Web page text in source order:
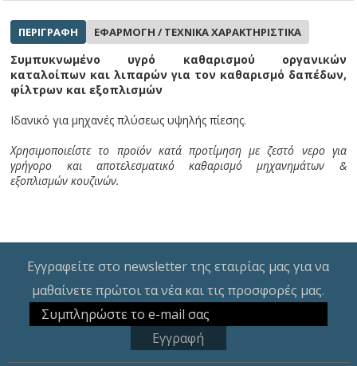
ΠΕΡΙΓΡΑΦΗ ΕΦΑΡΜΟΓΗ / ΤΕΧΝΙΚΑ ΧΑΡΑΚΤΗΡΙΣΤΙΚΑ
Συμπυκνωμένο υγρό καθαρισμού οργανικών
καταλοίπων και λιπαρών για τον καθαρισμό δαπέδων,
φίλτρων και εξοπλισμών
Ιδανικό για μηχανές πλύσεως υψηλής πίεσης.
Χρησιμοποιείστε το προϊόν κατά προτίμηση με ζεστό νερο για
γρήγορο και αποτελεσματικό καθαρισμό μηχανημάτων &
εξοπλισμών κουζινών.
Εγγραφείτε στο newsletter της εταιρίας μας για να
μαθαίνετε πρώτοι τα νέα και τις προσφορές μας.